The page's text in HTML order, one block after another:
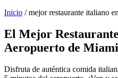
Inicio / mejor restaurante italiano
El Mejor
Aeropuerto de
Disfruta de auténtica comida